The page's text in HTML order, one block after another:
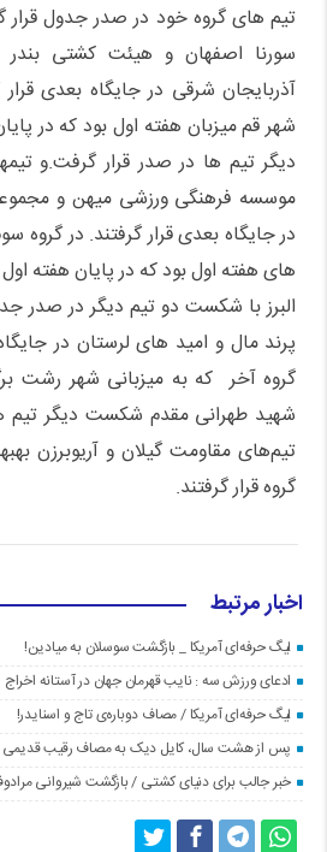
تیم های گروه خود در صدر جدول
سورنا اصفهان و هیئت کشتی
آذربایجان شرقی در جایگاه بعدی
شهر قم میزبان هفته اول بود که در
دیگر تیم ها در صدر قرار گرفت.و
موسسه فرهنگی ورزشی میهن و
در جایگاه بعدی قرار گرفتند. در گروه
های هفته اول بود که در پایان هفته
البرز با شکست دو تیم دیگر در صدر
پرند مال و امید های لرستان در
گروه آخر که به میزبانی شهر رشت
شهید طهرانی مقدم شکست دیگر تیم
تیم‌های مقاومت گیلان و آریوبرزن
گروه قرار گرفتند.
اخبار مرتبط
لیگ حرفه‌ای آمریکا _ بازگشت سوسلان به میادین!
ادعای ورزش سه : نایب قهرمان جهان در آستانه اخراج
لیگ حرفه‌ای آمریکا / مصاف دوباره‌ی تاج و اسنایدر!
پس از هشت سال، کایل دیک به مصاف رقیب
خبر جالب برای دنیای کشتی / بازگشت شیروانی